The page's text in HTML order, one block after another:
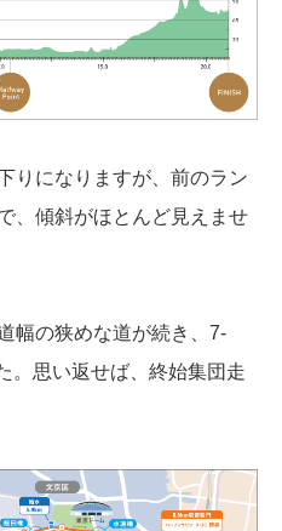
りになりますが、前のラン
、傾斜がほとんど見えませ
幅の狭めな道が続き、7-
。思い返せば、終始集団走